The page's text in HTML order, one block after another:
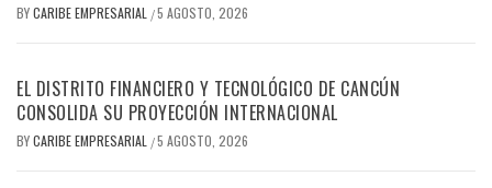
BYCARIBE EMPRESARIAL /5 AGOSTO, 2026
EL DISTRITO FINANCIERO Y TECNOLÓGICO DE CANCÚN
CONSOLIDA SU PROYECCIÓN INTERNACIONAL
BYCARIBE EMPRESARIAL /5 AGOSTO, 2026